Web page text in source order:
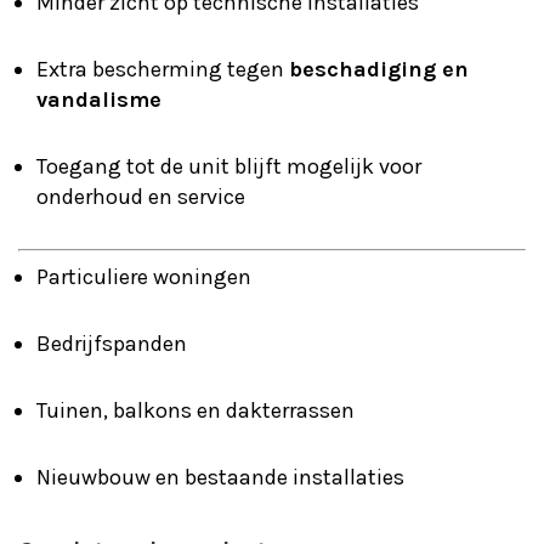
Extra bescherming tegen beschadiging en
vandalisme
Toegang tot de unit blijft mogelijk voor
onderhoud en service
Particuliere woningen
Bedrijfspanden
Tuinen, balkons en dakterrassen
Nieuwbouw en bestaande installaties